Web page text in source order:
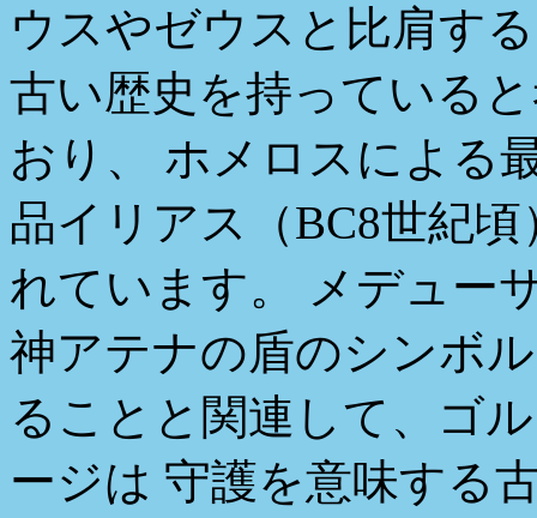
ウスやゼウスと比肩す
古い歴史を持っている
おり、 ホメロスによる
品イリアス（BC8世紀
れています。 メデュー
神アテナの盾のシンボ
ることと関連して、ゴ
ージは 守護を意味する